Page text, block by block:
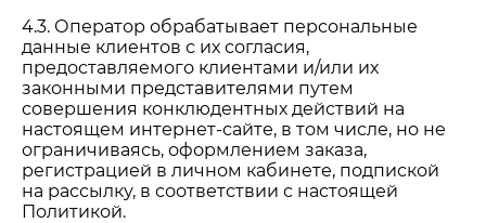
4.3. Оператор обрабатывает персональные
данные клиентов с их согласия,
предоставляемого клиентами и/или их
законными представителями путем
совершения конклюдентных действий на
настоящем интернет-сайте, в том числе, но не
ограничиваясь, оформлением заказа,
регистрацией в личном кабинете, подпиской
на рассылку, в соответствии с настоящей
Политикой.